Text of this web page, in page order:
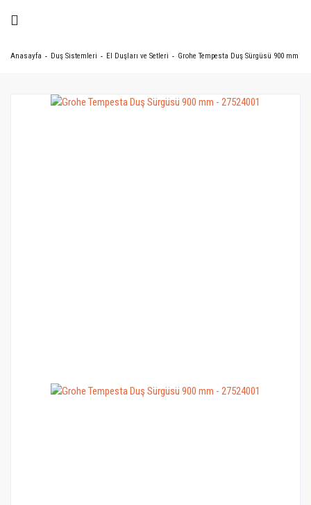
Anasayfa Duş Sistemleri El Duşları ve Setleri Grohe Tempesta Duş Sürgüsü 900 mm -